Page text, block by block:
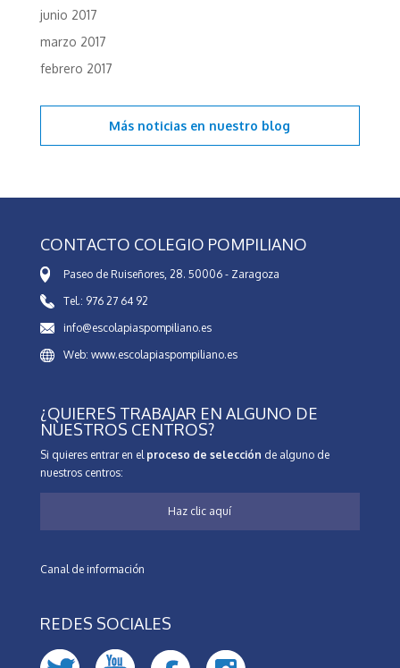
junio 2017
marzo 2017
febrero 2017
Más noticias en nuestro blog
CONTACTO COLEGIO POMPILIANO
Paseo de Ruiseñores, 28. 50006 - Zaragoza
Tel.: 976 27 64 92
info@escolapiaspompiliano.es
Web: www.escolapiaspompiliano.es
¿QUIERES TRABAJAR EN ALGUNO DE
NUESTROS CENTROS?
Si quieres entrar en el proceso de selección de alguno de
nuestros centros:
Haz clic aquí
Canal de información
REDES SOCIALES